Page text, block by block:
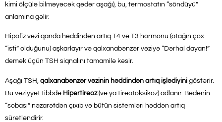
kimi ölçülə bilməyəcək qədər aşağı), bu, termostatın “söndüyü”
anlamına gəlir.
Hipofiz vəzi qanda həddindən artıq T4 və T3 hormonu (otağın çox
“isti” olduğunu) aşkarlayır və qalxanabənzər vəziyə “Dərhal dayan!”
demək üçün TSH siqnalını tamamilə kəsir.
Aşağı TSH, qalxanabənzər vəzinin həddindən artıq işlədiyini göstərir.
Bu vəziyyət tibbdə Hipertireoz(və ya tireotoksikoz) adlanır. Bədənin
“sobası” nəzarətdən çıxıb və bütün sistemləri həddən artıq
sürətləndirir.